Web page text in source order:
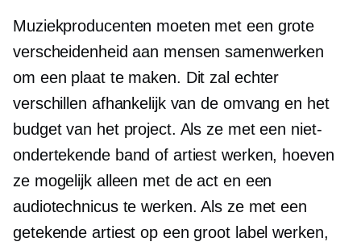
Muziekproducenten moeten met een grote
verscheidenheid aan mensen samenwerken
om een ​​plaat te maken. Dit zal echter
verschillen afhankelijk van de omvang en het
budget van het project. Als ze met een niet-
ondertekende band of artiest werken, hoeven
ze mogelijk alleen met de act en een
audiotechnicus te werken. Als ze met een
getekende artiest op een groot label werken,